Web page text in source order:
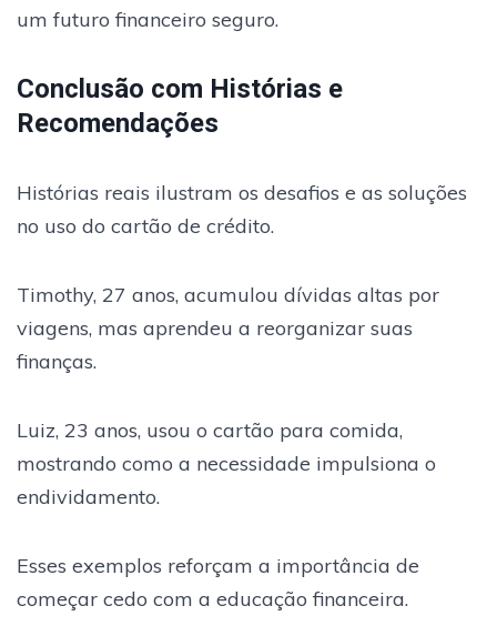
um futuro financeiro seguro.
Conclusão com Histórias e
Recomendações
Histórias reais ilustram os desafios e as soluções
no uso do cartão de crédito.
Timothy, 27 anos, acumulou dívidas altas por
viagens, mas aprendeu a reorganizar suas
finanças.
Luiz, 23 anos, usou o cartão para comida,
mostrando como a necessidade impulsiona o
endividamento.
Esses exemplos reforçam a importância de
começar cedo com a educação financeira.